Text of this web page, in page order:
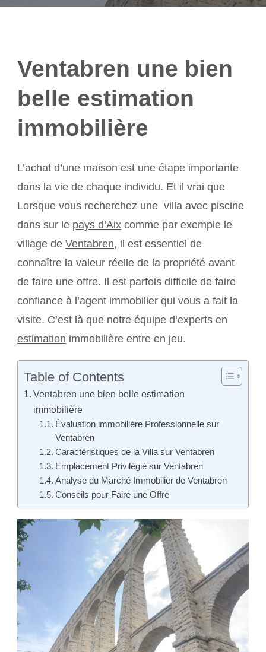
Ventabren une bien
belle estimation
immobilière
L’achat d’une maison est une étape importante
dans la vie de chaque individu. Et il vrai que
Lorsque vous recherchez une villa avec piscine
dans sur le pays d’Aix comme par exemple le
village de Ventabren, il est essentiel de
connaître la valeur réelle de la propriété avant
de faire une offre. Il est parfois difficile de faire
confiance à l’agent immobilier qui vous a fait la
visite. C’est là que notre équipe d’experts en
estimation immobilière entre en jeu.
Table of Contents
Ventabren une bien belle estimation
immobilière
Évaluation immobilière Professionnelle sur
Ventabren
Caractéristiques de la Villa sur Ventabren
Emplacement Privilégié sur Ventabren
Analyse du Marché Immobilier de Ventabren
Conseils pour Faire une Offre